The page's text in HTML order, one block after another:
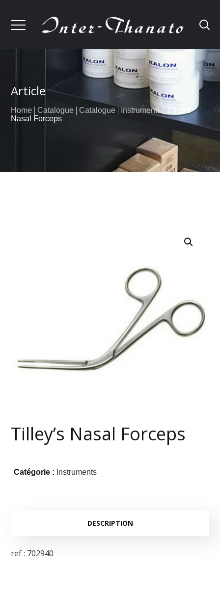
Article
Home Catalogue Catalogue Instruments
Tilley’s
Nasal Forceps
Tilley’s Nasal Forceps
Catégorie : Instruments
DESCRIPTION
ref : 702940